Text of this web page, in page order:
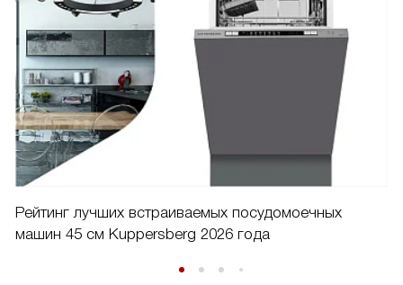
Рейтинг лучших встраиваемых посудомоечных
машин 45 см Kuppersberg 2026 года